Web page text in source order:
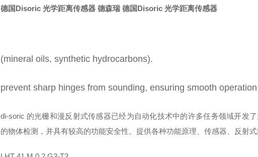
德国Disoric 光学距离传感器 德森瑞 德国Disoric 光学距离传感器
(mineral oils, synthetic hydrocarbons).
prevent sharp hinges from sounding, ensuring smooth
di-soric 的光栅和漫反射式传感器已经为自动化技术中的许多任务领域开发
的物体检测，并具有较高的功能安全性。提供各种功能原理、传感器、反射式